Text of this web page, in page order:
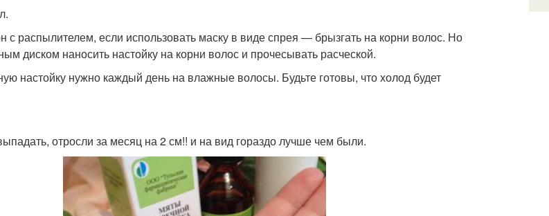
с распылителем, если использовать маску в виде спрея — брызгать на корни волос. Но
диском наносить настойку на корни волос и прочесывать расческой.
настойку нужно каждый день на влажные волосы. Будьте готовы, что холод будет
отросли за месяц на 2 см!! и на вид гораздо лучше чем были.